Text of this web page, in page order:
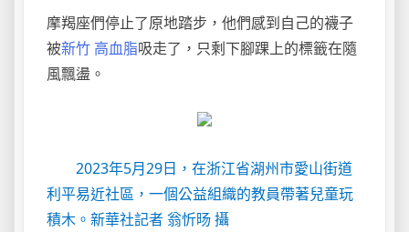
摩羯座們停止了原地踏步，他們感到自己的襪子
被新竹 高血脂吸走了，只剩下腳踝上的標籤在隨
風飄盪。
2023年5月29日，在浙江省湖州市愛山街道
利平易近社區，一個公益組織的教員帶著兒童玩
積木。新華社記者 翁忻旸 攝